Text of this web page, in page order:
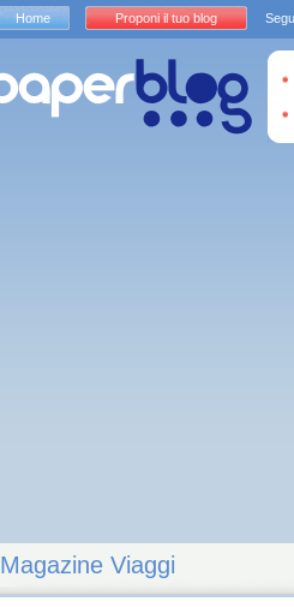
Magazine Viaggi
Home Proponi il tuo blog